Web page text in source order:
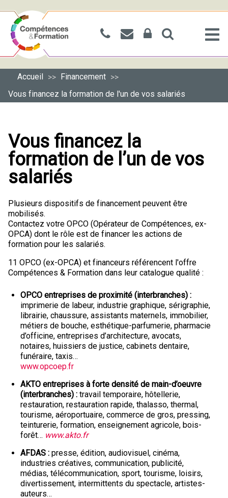
Accueil >> Financement >>
Vous financez la formation de l'un de vos salariés
Vous financez la
formation de l’un de vos
salariés
Plusieurs dispositifs de financement peuvent être
mobilisés.
Contactez votre OPCO (Opérateur de Compétences, ex-
OPCA) dont le rôle est de financer les actions de
formation pour les salariés.
11 OPCO (ex-OPCA) et financeurs référencent l'offre
Compétences & Formation dans leur catalogue qualité :
OPCO entreprises de proximité (interbranches)
imprimerie de labeur, industrie graphique, sérigraphie,
librairie, chaussure, assistants maternels, immobilier,
métiers de bouche, esthétique-parfumerie, pharmacie
d’officine, entreprises d’architecture, avocats,
notaires, huissiers de justice, cabinets dentaire,
funéraire, taxis…
www.opcoep.fr
AKTO entreprises à forte densité de main-d’oeuvre
(interbranches) travail temporaire, hôtellerie,
restauration, restauration rapide, thalasso, thermal,
tourisme, aéroportuaire, commerce de gros, pressing,
teinturerie, formation, enseignement agricole, bois-
forêt… www.akto.fr
AFDAS presse, édition, audiovisuel, cinéma,
industries créatives, communication, publicité,
médias, télécommunication, sport, tourisme, loisirs,
divertissement, intermittents du spectacle, artistes-
auteurs…